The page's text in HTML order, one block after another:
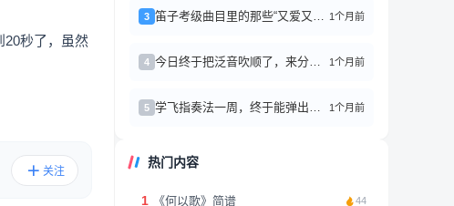
20秒了，虽然
关注
3 笛子考级曲目里的那些“又爱又恨”的曲子 1个月前
4 今日终于把泛音吹顺了，来分享点心得 1个月前
5 学飞指奏法一周，终于能弹出像样的旋律了！ 1个月前
热门内容
1 《何以歌》简谱 44